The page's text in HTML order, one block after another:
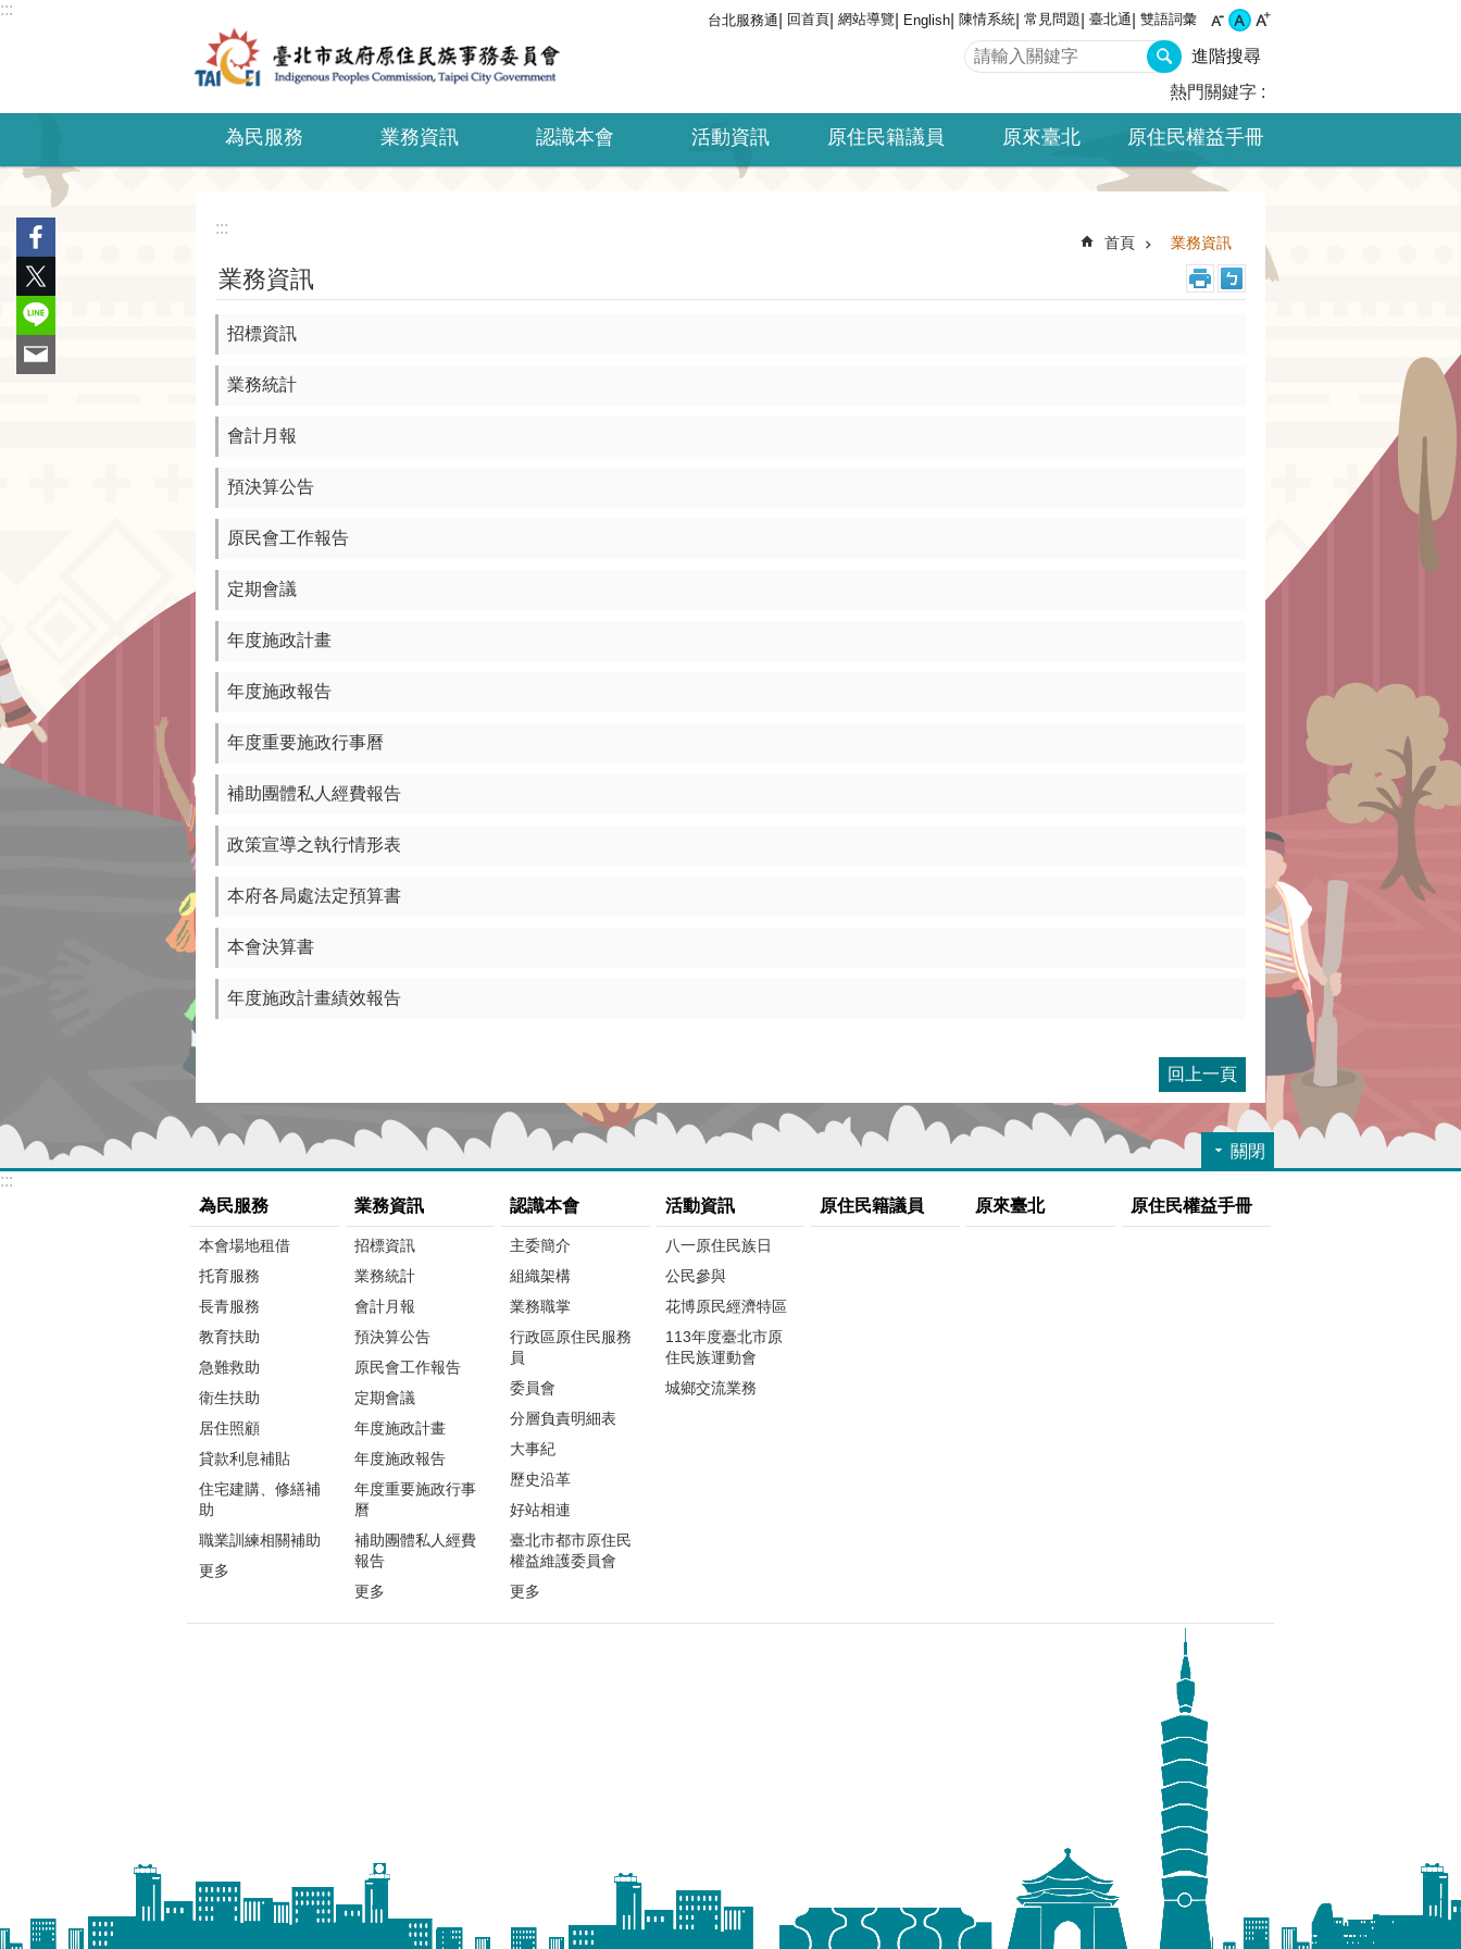
跳到主要內容區塊
:::
台北服務通 回首頁 網站導覽 English 陳情系統 常見問題 臺北通 雙語詞彙
進階搜尋
熱門關鍵字
為民服務 業務資訊 認識本會 活動資訊 原住民籍議員 原來臺北 原住民權益手冊
:::
首頁 業務資訊
業務資訊
招標資訊
業務統計
會計月報
預決算公告
原民會工作報告
定期會議
年度施政計畫
年度施政報告
年度重要施政行事曆
補助團體私人經費報告
政策宣導之執行情形表
本府各局處法定預算書
本會決算書
年度施政計畫績效報告
回上一頁
關閉
:::
為民服務
本會場地租借
托育服務
長青服務
教育扶助
急難救助
衛生扶助
居住照顧
貸款利息補貼
住宅建購、修繕補
助
職業訓練相關補助
更多
業務資訊
招標資訊
業務統計
會計月報
預決算公告
原民會工作報告
定期會議
年度施政計畫
年度施政報告
年度重要施政行事
曆
補助團體私人經費
報告
更多
認識本會
主委簡介
組織架構
業務職掌
行政區原住民服務
員
委員會
分層負責明細表
大事紀
歷史沿革
好站相連
臺北市都市原住民
權益維護委員會
更多
活動資訊
八一原住民族日
公民參與
花博原民經濟特區
113年度臺北市原
住民族運動會
城鄉交流業務
原住民籍議員 原來臺北 原住民權益手冊